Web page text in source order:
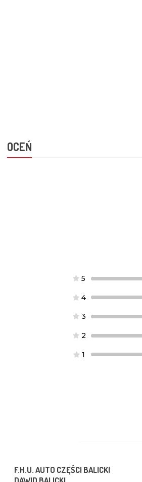
OCEŃ
5
4
3
2
1
F.H.U. AUTO CZĘŚCI BALICKI